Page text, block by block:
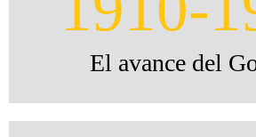
El avance del